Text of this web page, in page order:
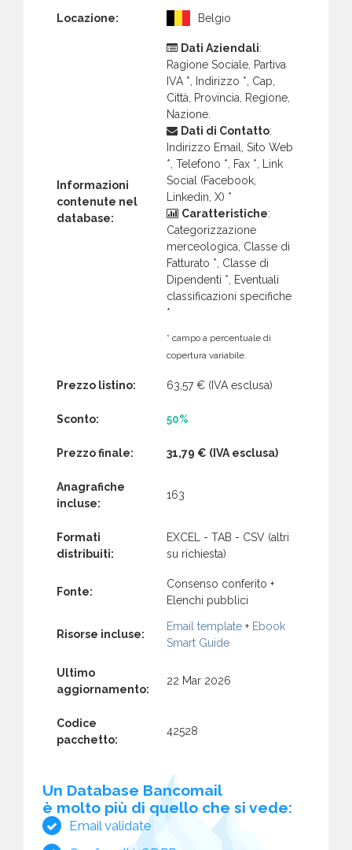
Locazione: Belgio
Informazioni
contenute nel
database:
Dati Aziendali:
Ragione Sociale, Partiva
IVA *, Indirizzo *, Cap,
Città, Provincia, Regione,
Nazione.
Dati di Contatto:
Indirizzo Email, Sito Web
*, Telefono *, Fax *, Link
Social (Facebook,
Linkedin, X) *
Caratteristiche:
Categorizzazione
merceologica, Classe di
Fatturato *, Classe di
Dipendenti *, Eventuali
classificazioni specifiche
*
* campo a percentuale di
copertura variabile.
Prezzo listino: 63,57 € (IVA esclusa)
Sconto: 50%
Prezzo finale: 31,79 € (IVA esclusa)
Anagrafiche
incluse:
163
Formati
distribuiti:
EXCEL - TAB - CSV (altri
su richiesta)
Fonte:
Consenso conferito +
Elenchi pubblici
Risorse incluse:
Email template + Ebook
Smart Guide
Ultimo
aggiornamento:
22 Mar 2026
Codice
pacchetto:
42528
Un Database Bancomail
è molto più di quello che si vede:
Email validate